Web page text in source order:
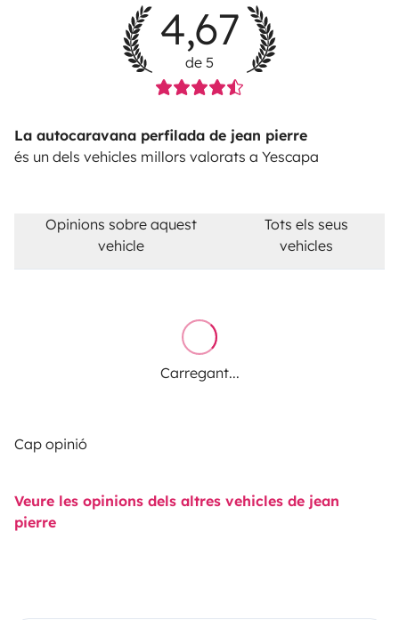
4,67
de 5
La autocaravana perfilada de jean pierre
és un dels vehicles millors valorats a Yescapa
Opinions sobre aquest
vehicle
Tots els seus
vehicles
Carregant...
Cap opinió
Veure les opinions dels altres vehicles de jean
pierre